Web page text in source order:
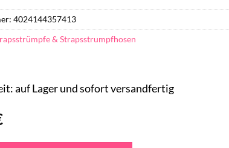
auf Lager und sofort versandfertig
4024144357413
& Strapsstrumpfhosen